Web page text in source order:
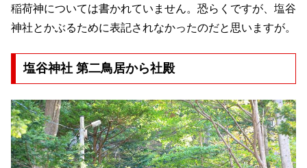
稲荷神については書かれていません。恐らくですが、塩谷
神社とかぶるために表記されなかったのだと思いますが。
塩谷神社 第二鳥居から社殿